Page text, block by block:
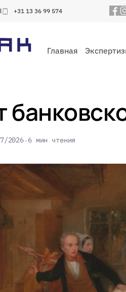
+31 13 36 99 574
Главная
2026 6 мин чтения